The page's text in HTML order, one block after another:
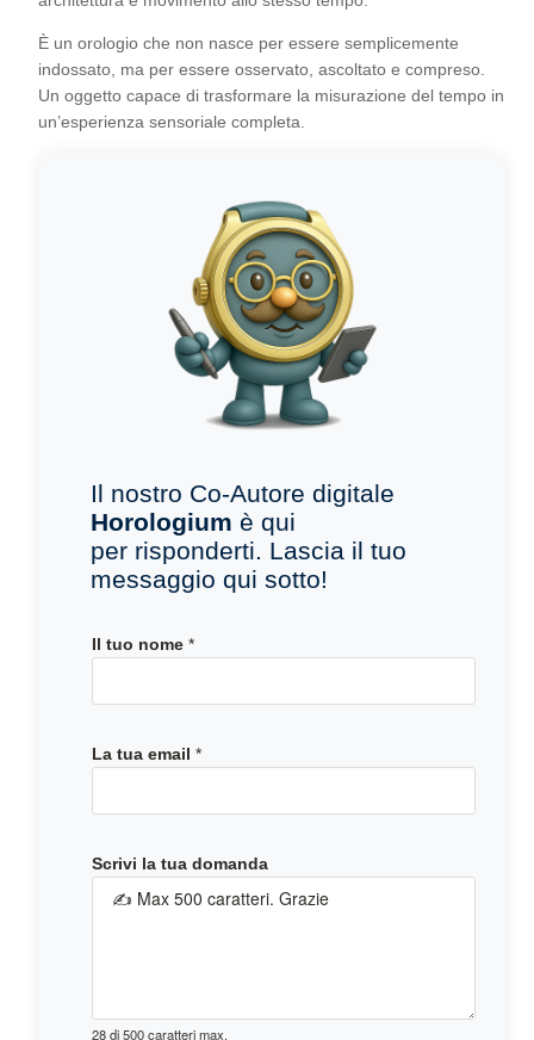
È un orologio che non nasce per essere semplicemente
indossato, ma per essere osservato, ascoltato e compreso.
Un oggetto capace di trasformare la misurazione del tempo in
un’esperienza sensoriale completa.
Il nostro Co-Autore digitale
Horologium è qui
per risponderti. Lascia il tuo
messaggio qui sotto!
m
i
*
u
Il tuo nome *
La tua email *
Scrivi la tua domanda
28 di 500 caratteri max.